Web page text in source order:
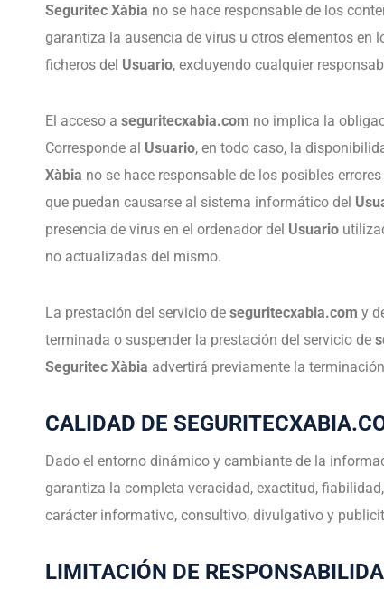
Seguritec Xàbia no se hace responsable de los
garantiza la ausencia de virus u otros elementos
ficheros del Usuario, excluyendo cualquier
El acceso a seguritecxabia.com no implica la
Corresponde al Usuario, en todo caso, la
Xàbia no se hace responsable de los posibles
que puedan causarse al sistema informático del
presencia de virus en el ordenador del Usuario
no actualizadas del mismo.
La prestación del servicio de seguritecxabia.com y
terminada o suspender la prestación del servicio de
Seguritec Xàbia advertirá previamente la
CALIDAD DE
Dado el entorno dinámico y cambiante de la
garantiza la completa veracidad, exactitud,
carácter informativo, consultivo, divulgativo y
LIMITACIÓN DE